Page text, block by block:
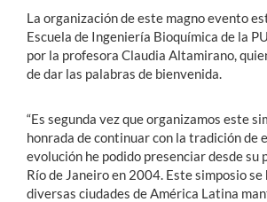
La organización de este magno evento
Escuela de Ingeniería Bioquímica de la
por la profesora Claudia Altamirano,
de dar las palabras de bienvenida.
“Es segunda vez que organizamos este
honrada de continuar con la tradición de
evolución he podido presenciar desde su
Río de Janeiro en 2004. Este simposio
diversas ciudades de América Latina